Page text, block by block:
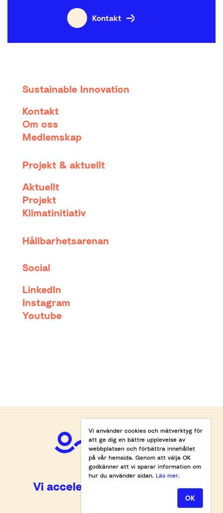
Kontakt
Sustainable Innovation
Kontakt
Om oss
Medlemskap
Projekt & aktuellt
Aktuellt
Projekt
Klimatinitiativ
Hållbarhetsarenan
Social
LinkedIn
Instagram
Youtube
Vi accelererar omställningen.
Vi använder cookies och mätverktyg för
att ge dig en bättre upplevelse av
webbplatsen och förbättra innehållet
på vår hemsida. Genom att välja OK
godkänner att vi sparar information om
hur du använder sidan. Läs mer.
OK